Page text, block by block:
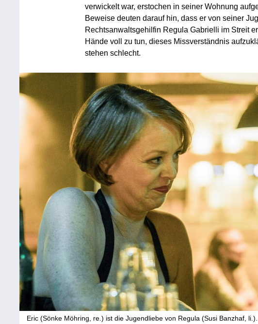
verwickelt war, erstochen in seiner Wohnung
Beweise deuten darauf hin, dass er von seiner
Rechtsanwaltsgehilfin Regula Gabrielli im Streit
Hände voll zu tun, dieses Missverständnis
stehen schlecht.
Eric (Sönke Möhring, re.) ist die Jugendliebe von Regula (Susi Banzhaf, li.).